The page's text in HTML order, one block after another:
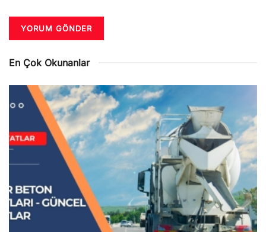
En Çok Okunanlar